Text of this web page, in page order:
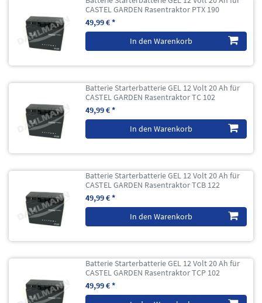
CASTEL GARDEN Rasentraktor PTX 190
49,99 € *
In den Warenkorb
Batterie Starterbatterie GEL 12 Volt 20 Ah für
CASTEL GARDEN Rasentraktor TC 102
49,99 € *
In den Warenkorb
Batterie Starterbatterie GEL 12 Volt 20 Ah für
CASTEL GARDEN Rasentraktor TCB 122
49,99 € *
In den Warenkorb
Batterie Starterbatterie GEL 12 Volt 20 Ah für
CASTEL GARDEN Rasentraktor TCP 102
49,99 € *